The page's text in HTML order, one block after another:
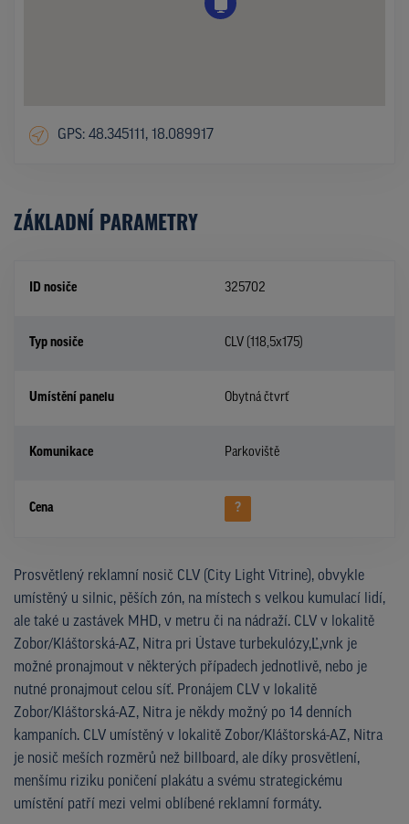
GPS: 48.345111, 18.089917
ZÁKLADNÍ PARAMETRY
ID nosiče 325702
Typ nosiče CLV (118,5x175)
Umístění panelu Obytná čtvrť
Komunikace Parkoviště
Cena ?
Prosvětlený reklamní nosič CLV (City Light Vitrine), obvykle
umístěný u silnic, pěších zón, na místech s velkou kumulací lidí,
ale také u zastávek MHD, v metru či na nádraží. CLV v lokalitě
Zobor/Kláštorská-AZ, Nitra pri Ústave turbekulózy,Ľ,vnk je
možné pronajmout v některých případech jednotlivě, nebo je
nutné pronajmout celou síť. Pronájem CLV v lokalitě
Zobor/Kláštorská-AZ, Nitra je někdy možný po 14 denních
kampaních. CLV umístěný v lokalitě Zobor/Kláštorská-AZ, Nitra
je nosič meších rozměrů než billboard, ale díky prosvětlení,
menšímu riziku poničení plakátu a svému strategickému
umístění patří mezi velmi oblíbené reklamní formáty.